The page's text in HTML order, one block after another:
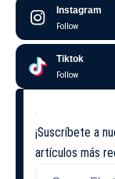
Instagram
Follow
Tiktok
Follow
¡Suscríbete a
artículos más